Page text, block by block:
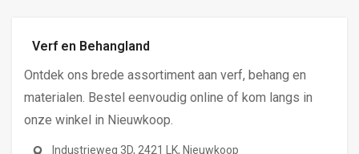
Verf en Behangland
Ontdek ons brede assortiment aan verf, behang en
materialen. Bestel eenvoudig online of kom langs in
onze winkel in Nieuwkoop.
Industrieweg 3D, 2421 LK, Nieuwkoop